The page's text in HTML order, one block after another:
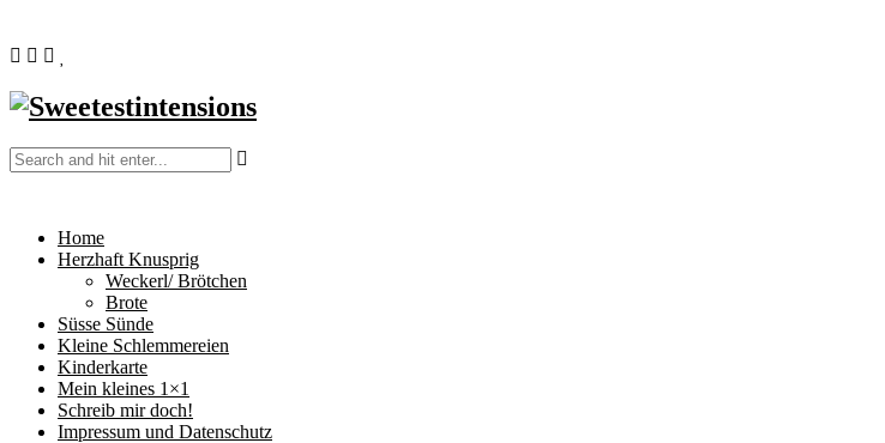
Home
Herzhaft Knusprig
Weckerl/ Brötchen
Brote
Süsse Sünde
Kleine Schlemmereien
Kinderkarte
Mein kleines 1×1
Schreib mir doch!
Impressum und Datenschutz